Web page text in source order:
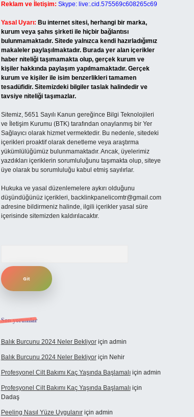
Reklam ve İletişim: Skype: live:.cid.575569c608265c69
Yasal Uyarı: Bu internet sitesi, herhangi bir marka,
kurum veya şahıs şirketi ile hiçbir bağlantısı
bulunmamaktadır. Sitede yalnızca kendi hazırladığımız
makaleler paylaşılmaktadır. Burada yer alan içerikler
haber niteliği taşımamakta olup, gerçek kurum ve
kişiler hakkında paylaşım yapılmamaktadır. Gerçek
kurum ve kişiler ile isim benzerlikleri tamamen
tesadüfidir. Sitemizdeki bilgiler taslak halindedir ve
tavsiye niteliği taşımazlar.
Sitemiz, 5651 Sayılı Kanun gereğince Bilgi Teknolojileri
ve İletişim Kurumu (BTK) tarafından onaylanmış bir Yer
Sağlayıcı olarak hizmet vermektedir. Bu nedenle, sitedeki
içerikleri proaktif olarak denetleme veya araştırma
yükümlülüğümüz bulunmamaktadır. Ancak, üyelerimiz
yazdıkları içeriklerin sorumluluğunu taşımakta olup, siteye
üye olarak bu sorumluluğu kabul etmiş sayılırlar.
Hukuka ve yasal düzenlemelere aykırı olduğunu
düşündüğünüz içerikleri, backlinkpanelicomtr@gmail.com
adresine bildirmeniz halinde, ilgili içerikler yasal süre
içerisinde sitemizden kaldırılacaktır.
Son yorumlar
Balık Burcunu 2024 Neler Bekliyoriçin admin
Balık Burcunu 2024 Neler Bekliyoriçin Nehir
Profesyonel Cilt Bakımı Kaç Yaşında Başlamalıiçin admin
Profesyonel Cilt Bakımı Kaç Yaşında Başlamalıiçin
Dadaş
Peeling Nasıl Yüze Uygulanıriçin admin